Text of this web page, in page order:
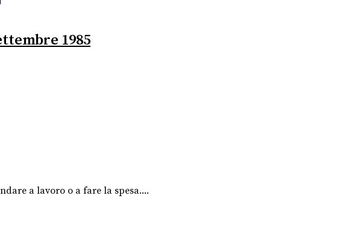
1985
a lavoro o a fare la spesa....